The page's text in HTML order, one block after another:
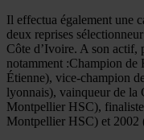
Il effectua également une
deux reprises
Côte d’Ivoire. A son actif,
notamment :Champion de
Étienne), vice-champion
lyonnais), vainqueur de la
Montpellier HSC),
Montpellier HSC) et 2002